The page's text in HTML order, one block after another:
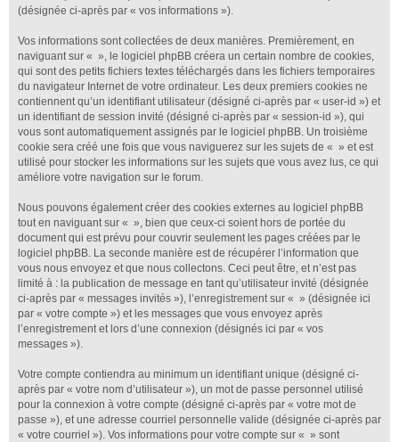
(désignée ci-après par « vos informations »).
Vos informations sont collectées de deux manières. Premièrement, en
naviguant sur « », le logiciel phpBB créera un certain nombre de cookies,
qui sont des petits fichiers textes téléchargés dans les fichiers temporaires
du navigateur Internet de votre ordinateur. Les deux premiers cookies ne
contiennent qu’un identifiant utilisateur (désigné ci-après par « user-id ») et
un identifiant de session invité (désigné ci-après par « session-id »), qui
vous sont automatiquement assignés par le logiciel phpBB. Un troisième
cookie sera créé une fois que vous naviguerez sur les sujets de « » et est
utilisé pour stocker les informations sur les sujets que vous avez lus, ce qui
améliore votre navigation sur le forum.
Nous pouvons également créer des cookies externes au logiciel phpBB
tout en naviguant sur « », bien que ceux-ci soient hors de portée du
document qui est prévu pour couvrir seulement les pages créées par le
logiciel phpBB. La seconde manière est de récupérer l’information que
vous nous envoyez et que nous collectons. Ceci peut être, et n’est pas
limité à : la publication de message en tant qu’utilisateur invité (désignée
ci-après par « messages invités »), l’enregistrement sur « » (désignée ici
par « votre compte ») et les messages que vous envoyez après
l’enregistrement et lors d’une connexion (désignés ici par « vos
messages »).
Votre compte contiendra au minimum un identifiant unique (désigné ci-
après par « votre nom d’utilisateur »), un mot de passe personnel utilisé
pour la connexion à votre compte (désigné ci-après par « votre mot de
passe »), et une adresse courriel personnelle valide (désignée ci-après par
« votre courriel »). Vos informations pour votre compte sur « » sont